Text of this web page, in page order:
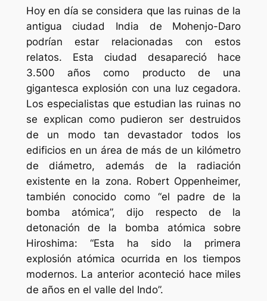
Hoy en día se considera que las ruinas de la
antigua ciudad India de Mohenjo-Daro
podrían estar relacionadas con estos
relatos. Esta ciudad desapareció hace
3.500 años como producto de una
gigantesca explosión con una luz cegadora.
Los especialistas que estudian las ruinas no
se explican como pudieron ser destruidos
de un modo tan devastador todos los
edificios en un área de más de un kilómetro
de diámetro, además de la radiación
existente en la zona. Robert Oppenheimer,
también conocido como “el padre de la
bomba atómica”, dijo respecto de la
detonación de la bomba atómica sobre
Hiroshima: “Esta ha sido la primera
explosión atómica ocurrida en los tiempos
modernos. La anterior aconteció hace miles
de años en el valle del Indo”.